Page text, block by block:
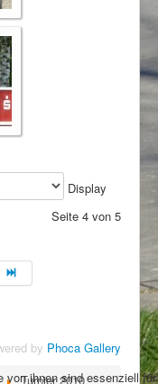
Display
Seite 4 von 5
by Phoca Gallery
Turnier 2010
von ihnen sind essenziell für